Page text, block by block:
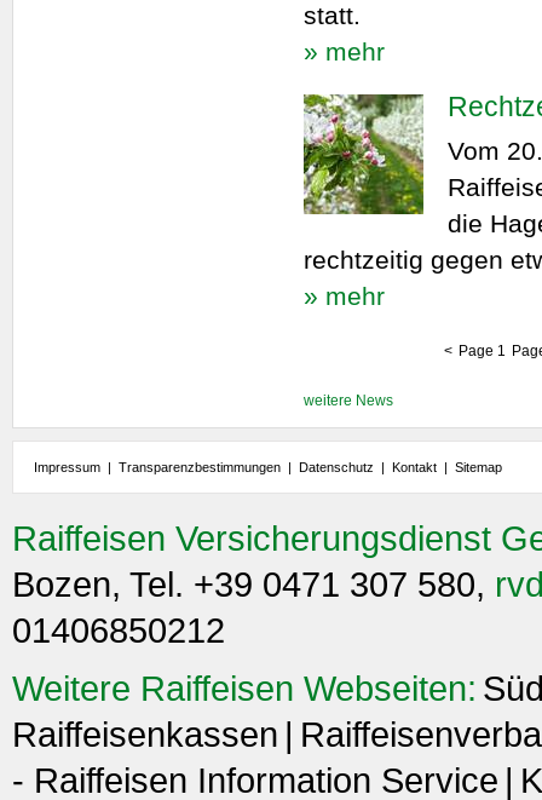
statt.
» mehr
Vom
die
rechtzeitig gegen
» mehr
< Page 1
weitere News
Impressum | Transparenzbestimmungen | Datenschutz | Kontakt | Sitemap
Raiffeisen Versicherungsdienst
Bozen, Tel. +39 0471 307 580,
01406850212
Weitere Raiffeisen Webseiten:
Raiffeisenkassen
- Raiffeisen Information Service